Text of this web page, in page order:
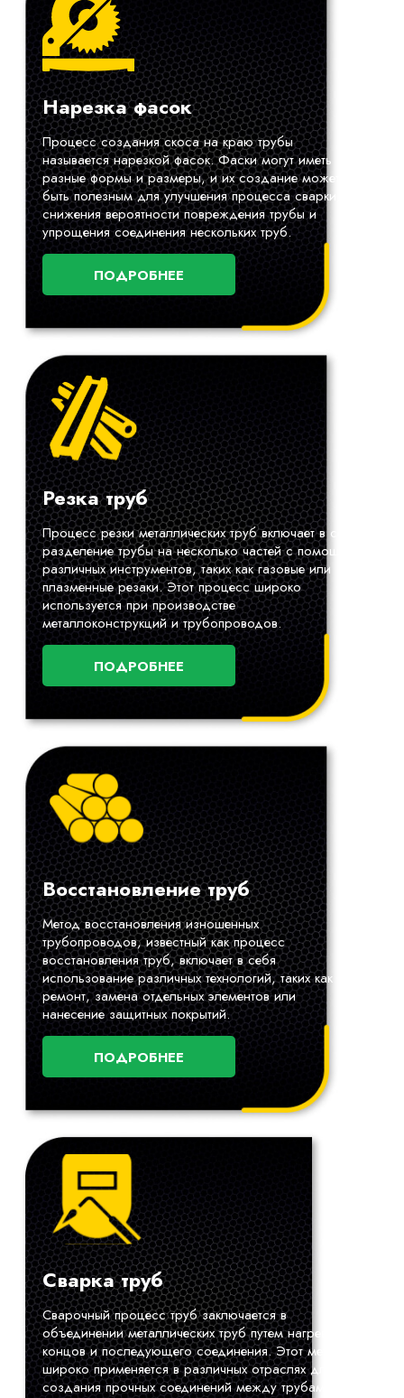
Нарезка фасок
Процесс создания скоса на краю трубы
называется нарезкой фасок. Фаски могут иметь
разные формы и размеры, и их создание может
быть полезным для улучшения процесса сварки,
снижения вероятности повреждения трубы и
упрощения соединения нескольких труб.
ПОДРОБНЕЕ
Резка труб
Процесс резки металлических труб включает в себя
разделение трубы на несколько частей с помощью
различных инструментов, таких как газовые или
плазменные резаки. Этот процесс широко
используется при производстве
металлоконструкций и трубопроводов.
ПОДРОБНЕЕ
Восстановление труб
Метод восстановления изношенных
трубопроводов, известный как процесс
восстановления труб, включает в себя
использование различных технологий, таких как
ремонт, замена отдельных элементов или
нанесение защитных покрытий.
ПОДРОБНЕЕ
Сварка труб
Сварочный процесс труб заключается в
объединении металлических труб путем нагрева их
концов и последующего соединения. Этот метод
широко применяется в различных отраслях для
создания прочных соединений между трубами.